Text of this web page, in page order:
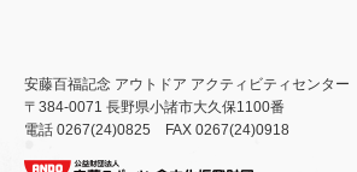
ぜひよっとくんない
小諸情報
安藤百福記念 アウトドア アクティビティセンター
〒384-0071 長野県小諸市大久保1100番
電話 0267(24)0825 FAX 0267(24)0918